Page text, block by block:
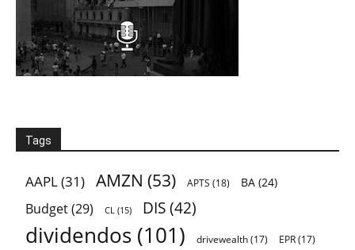
Tags
AAPL(31) AMZN (53) APTS (18) BA (24)
Budget(29) CL (15) DIS (42)
dividendos (101) drivewealth(17) EPR(17)